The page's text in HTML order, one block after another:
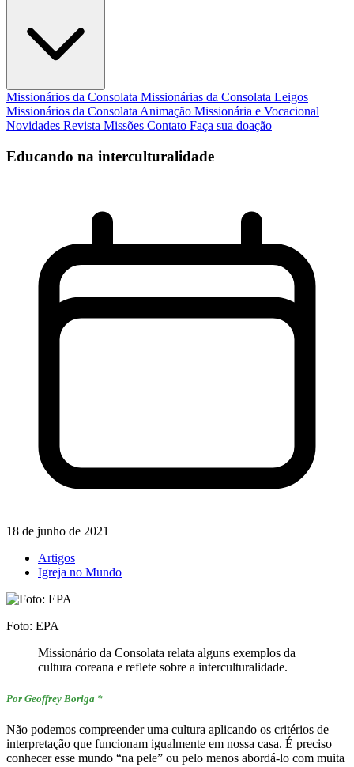
Missionários da Consolata Missionárias da Consolata Leigos
Missionários da Consolata Animação Missionária e Vocacional
Novidades Revista Missões Contato Faça sua doação
Educando na interculturalidade
18 de junho de 2021
Artigos
Igreja no Mundo
Foto: EPA
Missionário da Consolata relata alguns exemplos da
cultura coreana e reflete sobre a interculturalidade.
Por Geoffrey Boriga *
Não podemos compreender uma cultura aplicando os critérios de
interpretação que funcionam igualmente em nossa casa. É preciso
conhecer esse mundo “na pele” ou pelo menos abordá-lo com muita